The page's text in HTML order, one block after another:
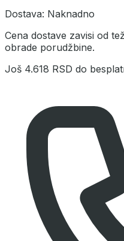
Dostava: Naknadno
Cena dostave zavisi od
obrade porudžbine.
Još 4.618 RSD do